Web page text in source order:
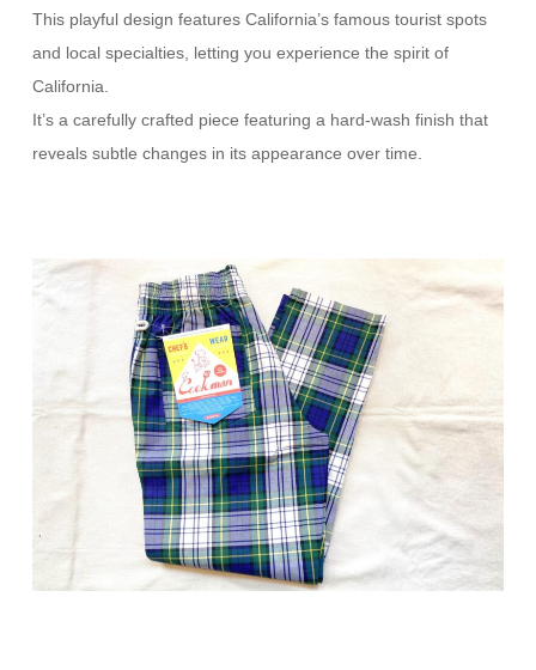
This playful design features California’s famous tourist spots
and local specialties, letting you experience the spirit of
California.
It’s a carefully crafted piece featuring a hard-wash finish that
reveals subtle changes in its appearance over time.